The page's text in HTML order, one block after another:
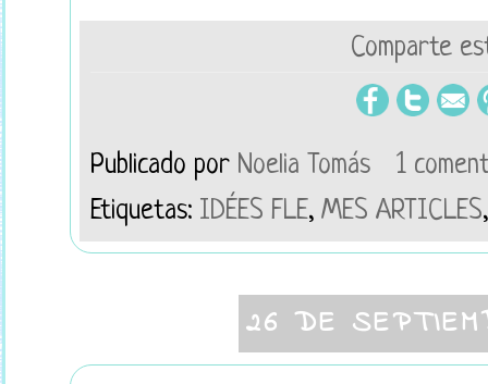
Comparte
Publicado por Noelia Tomás
1
Etiquetas: IDÉES FLE, MES ARTICLES
26 DE